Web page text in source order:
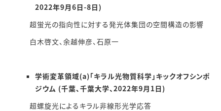
2022年9月6日-8日)
超蛍光の指向性に対する発光体集団の空間構造の影響
白木啓文、余越伸彦、石原一
学術変革領域(a)「キラル光物質科学」キックオフシンポ
ジウム (千葉、千葉大学、2022年9月1日)
超螺旋光によるキラル非線形光学応答